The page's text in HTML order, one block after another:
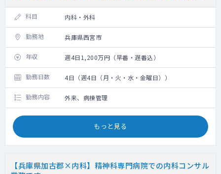
科目 内科・外科
勤務地 兵庫県西宮市
年収 週4日1,200万円（早番・遅番込）
勤務日数 4日（週4日（月・火・水・金曜日））
勤務内容 外来、病棟管理
もっと見る
【兵庫県加古郡×内科】精神科専門病院での内科コンサル